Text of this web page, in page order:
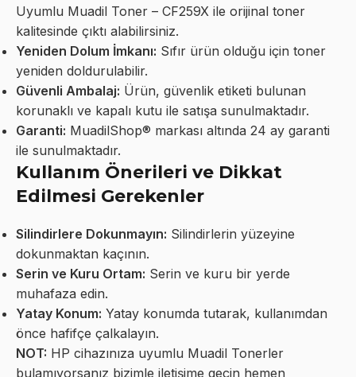
Uyumlu Muadil Toner – CF259X ile orijinal toner
kalitesinde çıktı alabilirsiniz.
Yeniden Dolum İmkanı: Sıfır ürün olduğu için toner
yeniden doldurulabilir.
Güvenli Ambalaj: Ürün, güvenlik etiketi bulunan
korunaklı ve kapalı kutu ile satışa sunulmaktadır.
Garanti: MuadilShop® markası altında 24 ay garanti
ile sunulmaktadır.
Kullanım Önerileri ve Dikkat
Edilmesi Gerekenler
Silindirlere Dokunmayın: Silindirlerin yüzeyine
dokunmaktan kaçının.
Serin ve Kuru Ortam: Serin ve kuru bir yerde
muhafaza edin.
Yatay Konum: Yatay konumda tutarak, kullanımdan
önce hafifçe çalkalayın.
NOT: HP cihazınıza uyumlu Muadil Tonerler
bulamıyorsanız bizimle iletişime geçin hemen